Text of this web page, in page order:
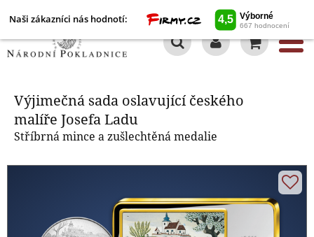
Naši zákazníci nás hodnotí:
Výjimečná sada oslavující českého
malíře Josefa Ladu
Stříbrná mince a zušlechtěná medalie
Výjimečná sada oslavující